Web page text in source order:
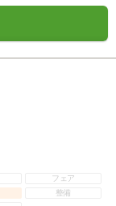
フェア
整備